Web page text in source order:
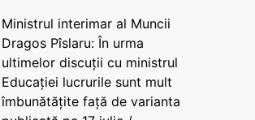
Ministrul interimar al Muncii
Dragos Pîslaru: În urma
ultimelor discuții cu ministrul
Educației lucrurile sunt mult
îmbunătățite față de varianta